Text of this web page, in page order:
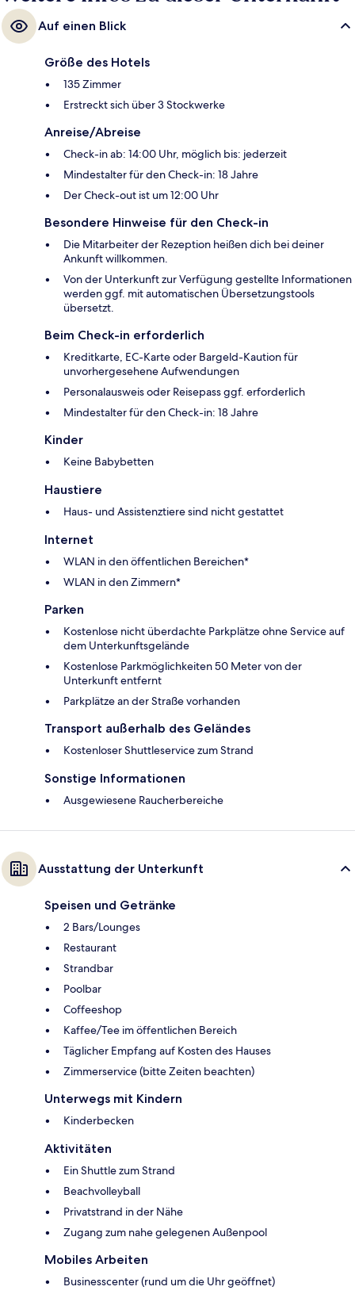
Auf einen Blick
Größe des Hotels
135 Zimmer
Erstreckt sich über 3 Stockwerke
Anreise/Abreise
Check-in ab: 14:00 Uhr, möglich bis: jederzeit
Mindestalter für den Check-in: 18 Jahre
Der Check-out ist um 12:00 Uhr
Besondere Hinweise für den Check-in
Die Mitarbeiter der Rezeption heißen dich bei deiner
Ankunft willkommen.
Von der Unterkunft zur Verfügung gestellte Informationen
werden ggf. mit automatischen Übersetzungstools
übersetzt.
Beim Check-in erforderlich
Kreditkarte, EC-Karte oder Bargeld-Kaution für
unvorhergesehene Aufwendungen
Personalausweis oder Reisepass ggf. erforderlich
Mindestalter für den Check-in: 18 Jahre
Kinder
Keine Babybetten
Haustiere
Haus- und Assistenztiere sind nicht gestattet
Internet
WLAN in den öffentlichen Bereichen*
WLAN in den Zimmern*
Parken
Kostenlose nicht überdachte Parkplätze ohne Service auf
dem Unterkunftsgelände
Kostenlose Parkmöglichkeiten 50 Meter von der
Unterkunft entfernt
Parkplätze an der Straße vorhanden
Transport außerhalb des Geländes
Kostenloser Shuttleservice zum Strand
Sonstige Informationen
Ausgewiesene Raucherbereiche
Ausstattung der Unterkunft
Speisen und Getränke
2 Bars/Lounges
Restaurant
Strandbar
Poolbar
Coffeeshop
Kaffee/Tee im öffentlichen Bereich
Täglicher Empfang auf Kosten des Hauses
Zimmerservice (bitte Zeiten beachten)
Unterwegs mit Kindern
Kinderbecken
Aktivitäten
Ein Shuttle zum Strand
Beachvolleyball
Privatstrand in der Nähe
Zugang zum nahe gelegenen Außenpool
Mobiles Arbeiten
Businesscenter (rund um die Uhr geöffnet)